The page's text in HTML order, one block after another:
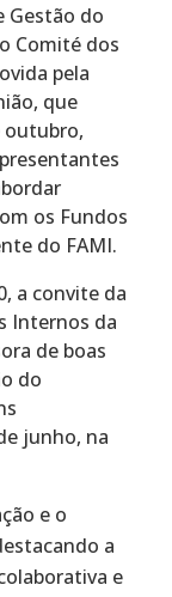
Gestão do
Comité dos
pela
que
outubro,
os Fundos
do FAMI.
a convite da
Internos da
de boas
do
junho, na
e o
a
e